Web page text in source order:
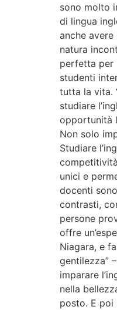
sono molto
di lingua
anche
natura
perfetta per
studenti
tutta la vita.
studiare
opportunità
Non solo
Studiare
unici e
docenti
contrasti,
persone
offre
Niagara, e
gentilezza”
imparare
nella
posto. E poi